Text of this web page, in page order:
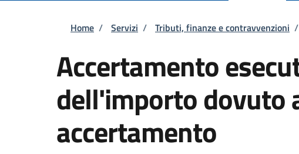
Briciole di pane
Home / Servizi / Tributi, finanze e contravvenzioni /
Accertamento
dell'importo dovuto
accertamento